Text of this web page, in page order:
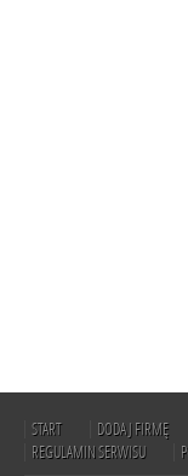
START DODAJ FIRMĘ
REGULAMIN SERWISU